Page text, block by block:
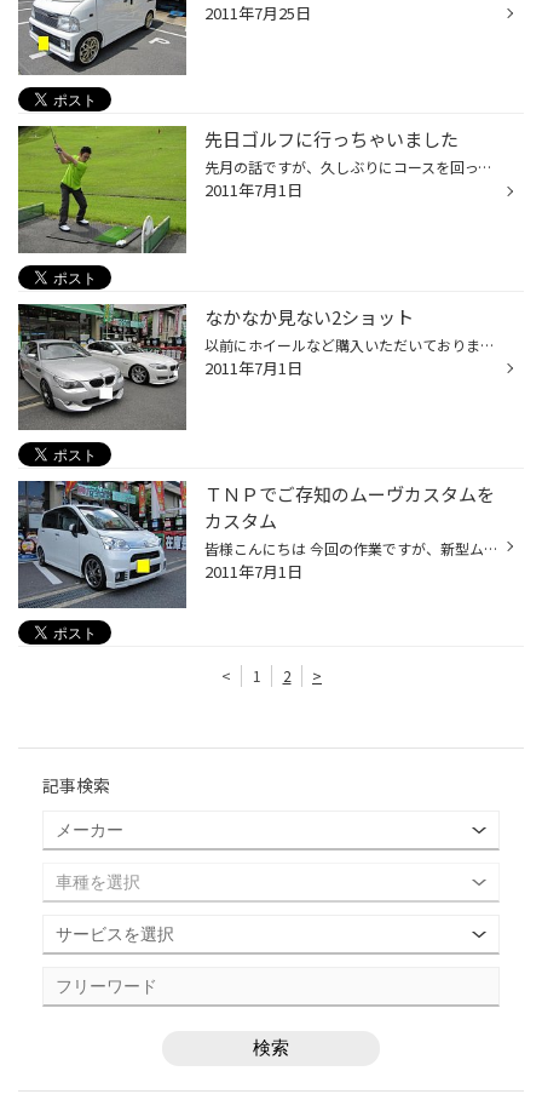
2011年7月25日
先日ゴルフに行っちゃいました
先月の話ですが、久しぶりにコースを回ってきました！ 冬場はどうしても寒さに弱い私には辛いので いつも春から秋にかけてしかコースは行かないようにしております。 今回のメンバーは、生駒の北村店長となんと初ラウンドの当店の山ピーが 初参戦いたしました！ 「今日は写真撮るで～」と意気込んで...
2011年7月1日
なかなか見ない2ショット
以前にホイールなど購入いただいておりましたＳ様 点検でのご来店いただいたところを 新旧のＢＭＷ 5シリーズを並べて撮りましょう！ ということでパシャリ！！ あまり並べれることがないので貴重な写真になりましたｗ なんだかんで話が盛り上がり楽しい時間になりました やっぱり車っていいですね...
2011年7月1日
ＴＮＰでご存知のムーヴカスタムを
カスタム
皆様こんにちは 今回の作業ですが、新型ムーヴカスタムに16インチアルミホイールと ＴＥＩＮさんの車高調を装着です！ もともとＲＳグレードでしたのでタイヤはそのままご使用していただき ホイールのみを交換！ シュバートＳＣ１のブラックポリッシュを前後サイズ変更し ツライチセッティングいた...
2011年7月1日
< 1 2 >
記事検索